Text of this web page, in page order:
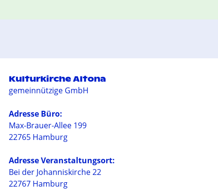
Kulturkirche Altona
gemeinnützige GmbH
Adresse Büro:
Max-Brauer-Allee 199
22765 Hamburg
Adresse Veranstaltungsort:
Bei der Johanniskirche 22
22767 Hamburg